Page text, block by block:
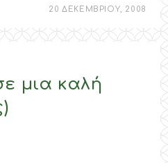
20 ΔΕΚΕΜΒΡΙΟΥ, 2008
μια καλή